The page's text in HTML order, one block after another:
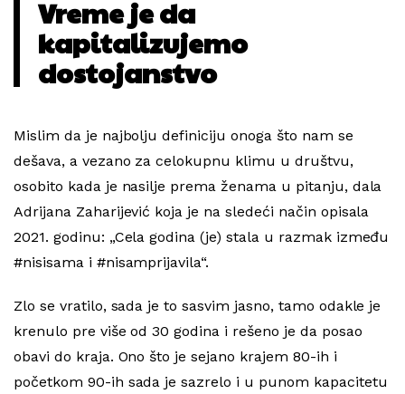
Vreme je da
kapitalizujemo
dostojanstvo
Mislim da je najbolju definiciju onoga što nam se
dešava, a vezano za celokupnu klimu u društvu,
osobito kada je nasilje prema ženama u pitanju, dala
Adrijana Zaharijević koja je na sledeći način opisala
2021. godinu: „Cela godina (je) stala u razmak između
#nisisama i #nisamprijavila“.
Zlo se vratilo, sada je to sasvim jasno, tamo odakle je
krenulo pre više od 30 godina i rešeno je da posao
obavi do kraja. Ono što je sejano krajem 80-ih i
početkom 90-ih sada je sazrelo i u punom kapacitetu